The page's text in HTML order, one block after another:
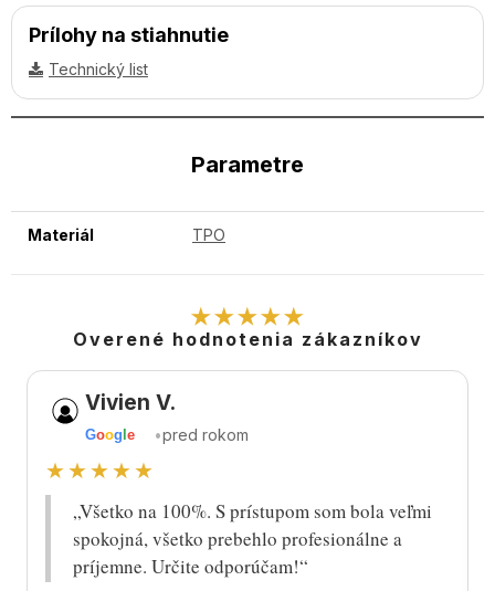
Prílohy na stiahnutie
Technický list
Parametre
Materiál TPO
★★★★★
Overené hodnotenia zákazníkov
Vivien V.
Goog le •pred rokom
★★★★★
„Všetko na 100%. S prístupom som bola veľmi
spokojná, všetko prebehlo profesionálne a
príjemne. Určite odporúčam!“